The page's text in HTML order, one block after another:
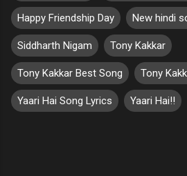
Happy Friendship Day New hindi
Siddharth Nigam Tony Kakkar
Tony Kakkar Best Song Tony
Yaari Hai Song Lyrics Yaari Hai!!